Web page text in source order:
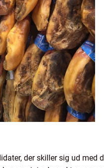
der skiller sig ud med